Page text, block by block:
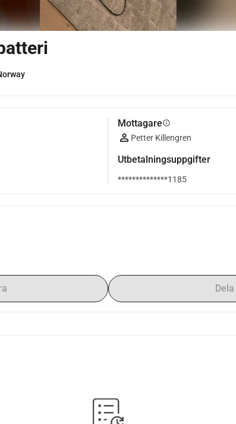
Mottagareinfo
Petter Killengren
Utbetalningsuppgifter
**************1185
Dela